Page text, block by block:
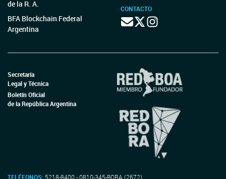
de la R. A.
BFA Blockchain Federal
Argentina
CONTACTO
Secretaría
Legal y Técnica
Boletín Oficial
de la República Argentina
TELÉFONOS: 5218-8400 - 0810-345-BORA (2672)